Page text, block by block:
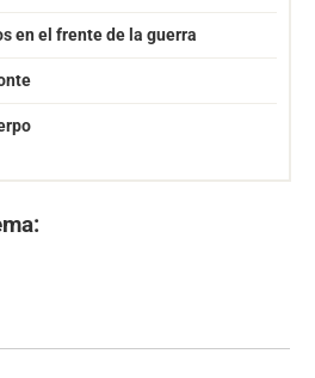
en el frente de la guerra